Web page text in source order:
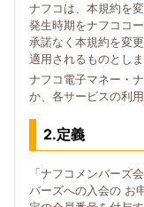
ナフコは、本規約を
発生時期をナフココ
承諾なく本規約を変
適用されるものとしま
ナフコ電子マネー・
か、各サービスの利
2.定義
「ナフコメンバーズ
バーズへの入会の お